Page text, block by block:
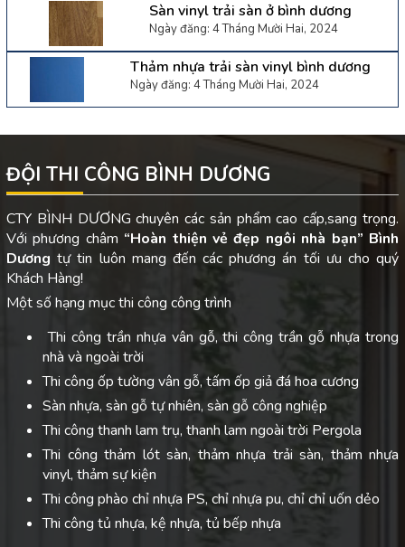
Sàn vinyl trải sàn ở bình dương
Ngày đăng: 4 Tháng Mười Hai, 2024
Thảm nhựa trải sàn vinyl bình dương
Ngày đăng: 4 Tháng Mười Hai, 2024
ĐỘI THI CÔNG BÌNH DƯƠNG
CTY BÌNH DƯƠNG chuyên các sản phẩm cao cấp,sang trọng.
Với phương châm “Hoàn thiện vẻ đẹp ngôi nhà bạn” Bình
Dươngtự tin luôn mang đến các phương án tối ưu cho quý
Khách Hàng!
Một số hạng mục thi công công trình
Thi công trần nhựa vân gỗ, thi công trần gỗ nhựa trong
nhà và ngoài trời
Thi công ốp tường vân gỗ, tấm ốp giả đá hoa cương
Sàn nhựa, sàn gỗ tự nhiên, sàn gỗ công nghiệp
Thi công thanh lam trụ, thanh lam ngoài trời Pergola
Thi công thảm lót sàn, thảm nhựa trải sàn, thảm nhựa
vinyl, thảm sự kiện
Thi công phào chỉ nhựa PS, chỉ nhựa pu, chỉ chỉ uốn dẻo
Thi công tủ nhựa, kệ nhựa, tủ bếp nhựa